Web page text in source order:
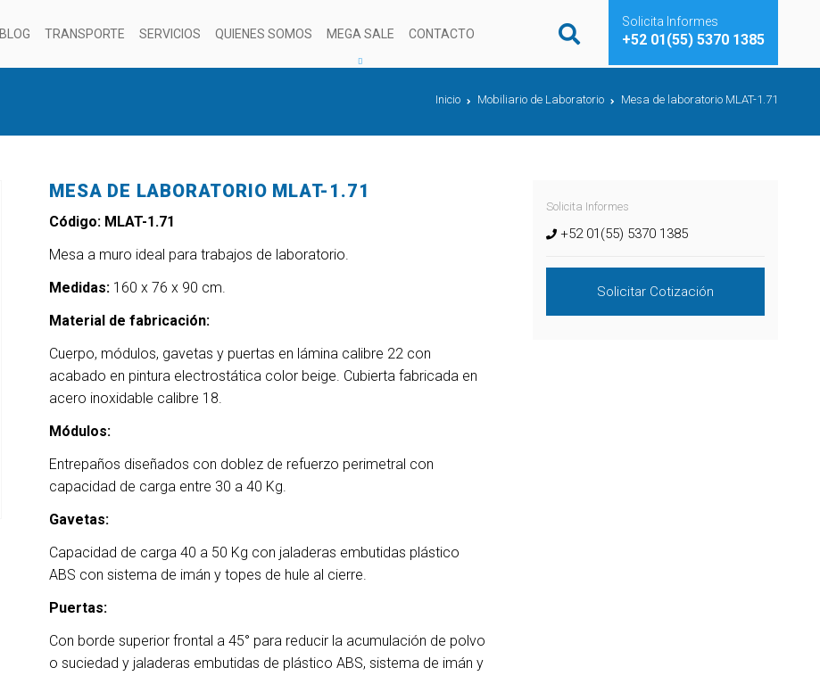
BLOG TRANSPORTE SERVICIOS QUIENES SOMOS MEGA SALE CONTACTO
Solicita Informes
+52 01(55) 5370 1385
Inicio Mobiliario de Laboratorio Mesa de laboratorio MLAT-1.71
MESA DE LABORATORIO MLAT-1.71
Código: MLAT-1.71
Mesa a muro ideal para trabajos de laboratorio.
Medidas: 160 x 76 x 90 cm.
Material de fabricación:
Cuerpo, módulos, gavetas y puertas en lámina calibre 22 con
acabado en pintura electrostática color beige. Cubierta fabricada en
acero inoxidable calibre 18.
Módulos:
Entrepaños diseñados con doblez de refuerzo perimetral con
capacidad de carga entre 30 a 40 Kg.
Gavetas:
Capacidad de carga 40 a 50 Kg con jaladeras embutidas plástico
ABS con sistema de imán y topes de hule al cierre.
Puertas:
Con borde superior frontal a 45° para reducir la acumulación de polvo
o suciedad y jaladeras embutidas de plástico ABS, sistema de imán y
Solicita Informes
+52 01(55) 5370 1385
Solicitar Cotización